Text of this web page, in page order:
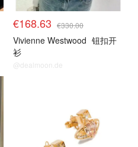
€168.63 €330.00
Vivienne Westwood 钮扣开
衫
@dealmoon.de